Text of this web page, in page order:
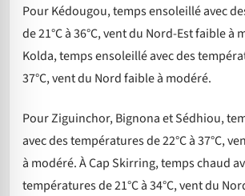
Pour Kédougou, temps ensoleillé avec
de 21°C à 36°C, vent du Nord-Est faible à
Kolda, temps ensoleillé avec des
37°C, vent du Nord faible à modéré.
Pour Ziguinchor, Bignona et Sédhiou,
avec des températures de 22°C à 37°C,
à modéré. À Cap Skirring, temps chaud
températures de 21°C à 34°C, vent du